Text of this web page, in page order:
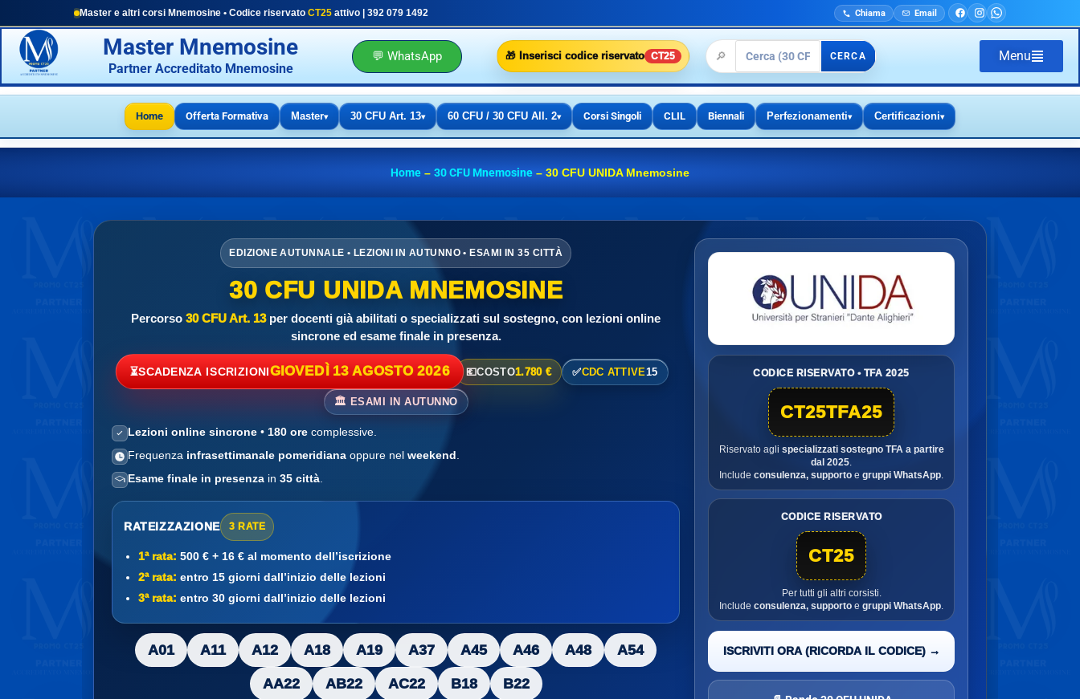
Master e altri corsi Mnemosine • Codice riservato CT25 attivo | 392 079 1492 Chiama Email
Master Mnemosine
Partner Accreditato Mnemosine
💬 WhatsApp 🎁 Inserisci codice riservato CT25 🔎 CERCA Menu
Home Offerta Formativa Master▾ 30 CFU Art. 13▾ 60 CFU / 30 CFU All. 2▾ Corsi Singoli CLIL Biennali Perfezionamenti▾ Certificazioni▾
Home – 30 CFU Mnemosine – 30 CFU UNIDA Mnemosine
EDIZIONE AUTUNNALE • LEZIONI IN AUTUNNO • ESAMI IN 35 CITTÀ
30 CFU UNIDA MNEMOSINE
Percorso30 CFU Art. 13per docenti già abilitati o specializzati sul sostegno, con lezioni online
sincrone ed esame finale in presenza.
⏳SCADENZA ISCRIZIONIGIOVEDÌ 13 AGOSTO 2026 💶COSTO1.780 € ✅CDC ATTIVE15
🏛️ ESAMI IN AUTUNNO
Lezioni online sincrone • 180 ore complessive.
Frequenza infrasettimanale pomeridiana oppure nel weekend
Esame finale in presenza in 35 città
RATEIZZAZIONE 3 RATE
1ª rata: 500 € + 16 € al momento dell’iscrizione
2ª rata: entro 15 giorni dall’inizio delle lezioni
3ª rata: entro 30 giorni dall’inizio delle lezioni
A01 A11 A12 A18 A19 A37 A45 A46 A48 A54
AA22 AB22 AC22 B18 B22
CODICE RISERVATO • TFA 2025
CT25TFA25
Riservato agli specializzati sostegno TFA a partire
dal 2025.
Includeconsulenza, supporto egruppi WhatsApp.
CODICE RISERVATO
CT25
Per tutti gli altri corsisti.
Includeconsulenza, supporto egruppi WhatsApp.
ISCRIVITI ORA (RICORDA IL CODICE) →